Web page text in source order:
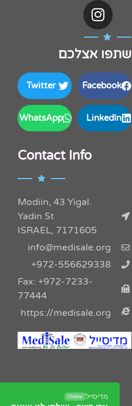
שתפו אצלכם
Facebook
Twitter
LinkedIn
WhatsApp
Contact Info
.Modiin, 43 Yigal
Yadin St
7171605 ,ISRAEL
info@medisale.org
972-556629338+
Fax: +972-7233-
77444
https://medisale.org
מדיסייל Online